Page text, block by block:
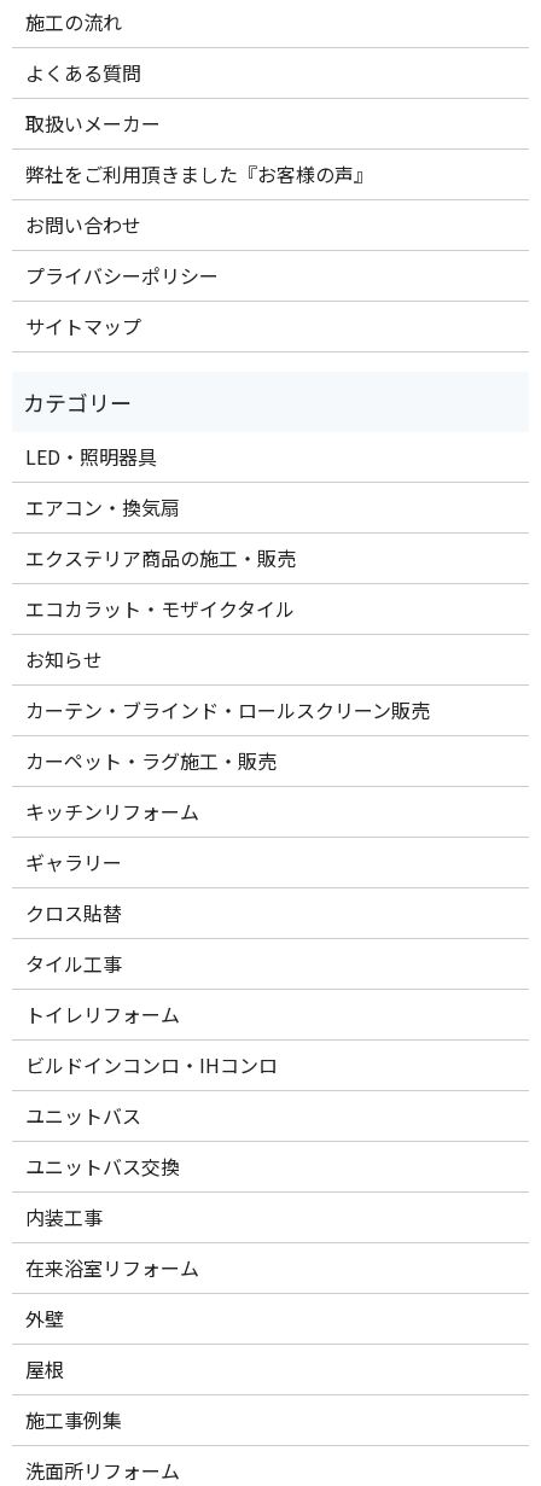
施工の流れ
よくある質問
取扱いメーカー
弊社をご利用頂きました『お客様の声』
お問い合わせ
プライバシーポリシー
サイトマップ
LED・照明器具
エアコン・換気扇
エクステリア商品の施工・販売
エコカラット・モザイクタイル
お知らせ
カーテン・ブラインド・ロールスクリーン販売
カーペット・ラグ施工・販売
キッチンリフォーム
ギャラリー
クロス貼替
タイル工事
トイレリフォーム
ビルドインコンロ・IHコンロ
ユニットバス
ユニットバス交換
内装工事
在来浴室リフォーム
外壁
屋根
施工事例集
洗面所リフォーム